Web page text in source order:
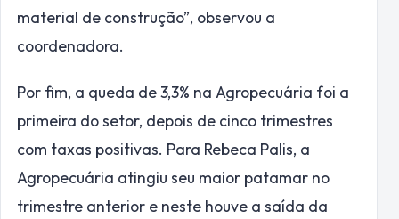
material de construção”, observou a
coordenadora.
Por fim, a queda de 3,3% na Agropecuária foi a
primeira do setor, depois de cinco trimestres
com taxas positivas. Para Rebeca Palis, a
Agropecuária atingiu seu maior patamar no
trimestre anterior e neste houve a saída da